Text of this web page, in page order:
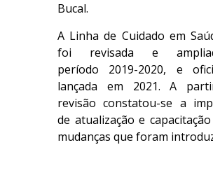
Bucal.
A Linha de Cuidado em
foi revisada e
período 2019-2020, e
lançada em 2021. A
revisão constatou-se a
de atualização e
mudanças que foram